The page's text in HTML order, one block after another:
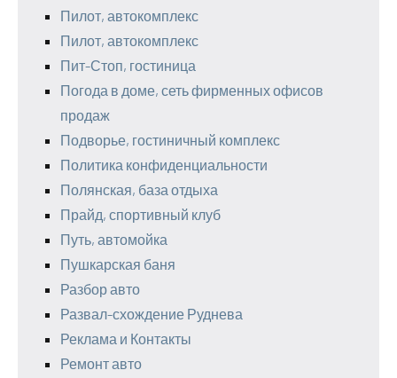
Пилот, автокомплекс
Пилот, автокомплекс
Пит-Стоп, гостиница
Погода в доме, сеть фирменных офисов
продаж
Подворье, гостиничный комплекс
Политика конфиденциальности
Полянская, база отдыха
Прайд, спортивный клуб
Путь, автомойка
Пушкарская баня
Разбор авто
Развал-схождение Руднева
Реклама и Контакты
Ремонт авто